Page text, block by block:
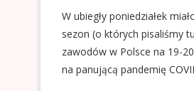
W ubiegły poniedziałek
sezon (o których pisaliśmy
zawodów w Polsce na 19-
na panującą pandemię